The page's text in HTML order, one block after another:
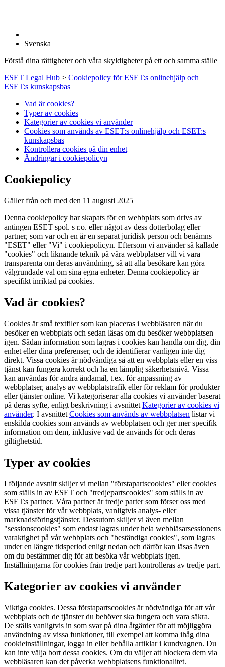
Svenska
Förstå dina rättigheter och våra skyldigheter på ett och samma ställe
ESET Legal Hub > Cookiepolicy för ESET:s onlinehjälp och
ESET:s kunskapsbas
Vad är cookies?
Typer av cookies
Kategorier av cookies vi använder
Cookies som används av ESET:s onlinehjälp och ESET:s
kunskapsbas
Kontrollera cookies på din enhet
Ändringar i cookiepolicyn
Cookiepolicy
Gäller från och med den 11 augusti 2025
Denna cookiepolicy har skapats för en webbplats som drivs av
antingen ESET spol. s r.o. eller något av dess dotterbolag eller
partner, som var och en är en separat juridisk person och benämns
"ESET" eller "Vi" i cookiepolicyn. Eftersom vi använder så kallade
"cookies" och liknande teknik på våra webbplatser vill vi vara
transparenta om deras användning, så att alla besökare kan göra
välgrundade val om sina egna enheter. Denna cookiepolicy är
specifikt inriktad på cookies.
Vad är cookies?
Cookies är små textfiler som kan placeras i webbläsaren när du
besöker en webbplats och sedan läsas om du besöker webbplatsen
igen. Sådan information som lagras i cookies kan handla om dig, din
enhet eller dina preferenser, och de identifierar vanligen inte dig
direkt. Vissa cookies är nödvändiga så att en webbplats eller en viss
tjänst kan fungera korrekt och ha en lämplig säkerhetsnivå. Vissa
kan användas för andra ändamål, t.ex. för anpassning av
webbplatser, analys av webbplatstrafik eller för reklam för produkter
eller tjänster online. Vi kategoriserar alla cookies vi använder baserat
på deras syfte, enligt beskrivning i avsnittet Kategorier av cookies vi
använder. I avsnittet Cookies som används av webbplatsen listar vi
enskilda cookies som används av webbplatsen och ger mer specifik
information om dem, inklusive vad de används för och deras
giltighetstid.
Typer av cookies
I följande avsnitt skiljer vi mellan "förstapartscookies" eller cookies
som ställs in av ESET och "tredjepartscookies" som ställs in av
ESET:s partner. Våra partner är tredje parter som förser oss med
vissa tjänster för vår webbplats, vanligtvis analys- eller
marknadsföringstjänster. Dessutom skiljer vi även mellan
"sessionscookies" som endast lagras under hela webbläsarsessionens
varaktighet på vår webbplats och "beständiga cookies", som lagras
under en längre tidsperiod enligt nedan och därför kan läsas även
om du bestämmer dig för att besöka vår webbplats igen.
Inställningarna för cookies från tredje part kontrolleras av tredje part.
Kategorier av cookies vi använder
Viktiga cookies. Dessa förstapartscookies är nödvändiga för att vår
webbplats och de tjänster du behöver ska fungera och vara säkra.
De ställs vanligtvis in som svar på dina åtgärder för att möjliggöra
användning av vissa funktioner, till exempel att komma ihåg dina
cookieinställningar, logga in eller behålla artiklar i kundvagnen. Du
kan inte välja bort dessa cookies. Om du väljer att blockera dem via
webbläsaren kan det påverka webbplatsens funktionalitet.